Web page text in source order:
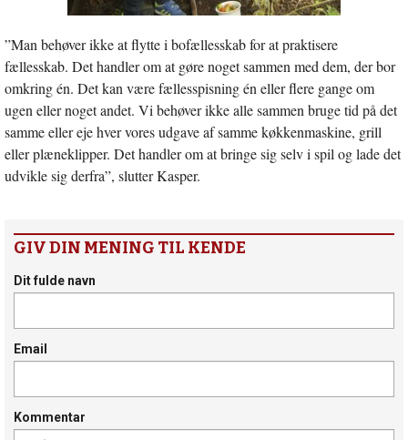
”Man behøver ikke at flytte i bofællesskab for at praktisere
fællesskab. Det handler om at gøre noget sammen med dem, der bor
omkring én. Det kan være fællesspisning én eller flere gange om
ugen eller noget andet. Vi behøver ikke alle sammen bruge tid på det
samme eller eje hver vores udgave af samme køkkenmaskine, grill
eller plæneklipper. Det handler om at bringe sig selv i spil og lade det
udvikle sig derfra”, slutter Kasper.
GIV DIN MENING TIL KENDE
Dit fulde navn
Email
Kommentar